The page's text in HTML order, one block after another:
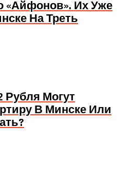
«айфонов». Их Уже
На Треть
Рубля Могут
В Минске Или